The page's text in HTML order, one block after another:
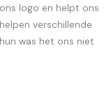
logo en helpt ons
verschillende
was het ons niet